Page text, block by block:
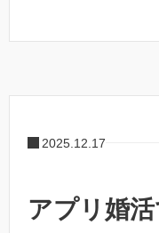
2025.12.17
アプリ婚